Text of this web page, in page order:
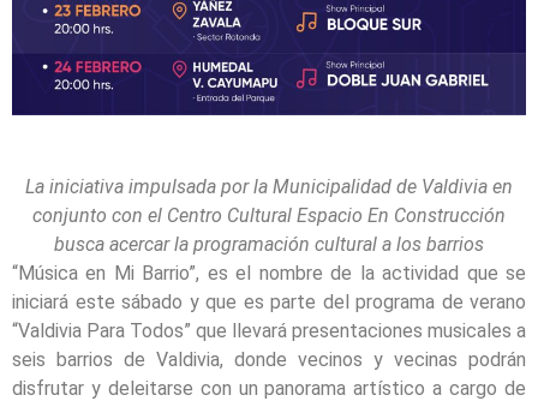
La iniciativa impulsada por la Municipalidad de Valdivia en
conjunto con el Centro Cultural Espacio En Construcción
busca acercar la programación cultural a los barrios
“Música en Mi Barrio”, es el nombre de la actividad que se
iniciará este sábado y que es parte del programa de verano
“Valdivia Para Todos” que llevará presentaciones musicales a
seis barrios de Valdivia, donde vecinos y vecinas podrán
disfrutar y deleitarse con un panorama artístico a cargo de